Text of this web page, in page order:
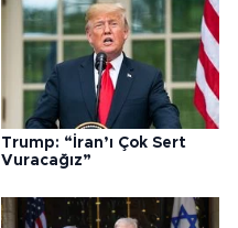
Trump: “İran’ı Çok Sert
Vuracağız”